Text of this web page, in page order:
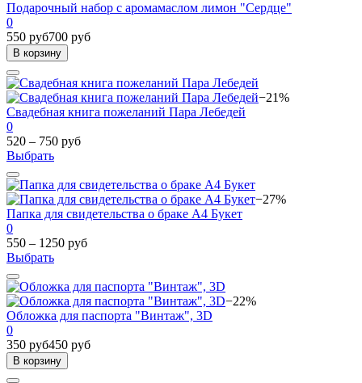
Подарочный набор с аромамаслом лимон "Сердце"
0
550 руб700 руб
В корзину
−21%
Свадебная книга пожеланий Пара Лебедей
0
520 – 750 руб
Выбрать
−27%
Папка для свидетельства о браке А4 Букет
0
550 – 1250 руб
Выбрать
−22%
Обложка для паспорта "Винтаж", 3D
0
350 руб450 руб
В корзину